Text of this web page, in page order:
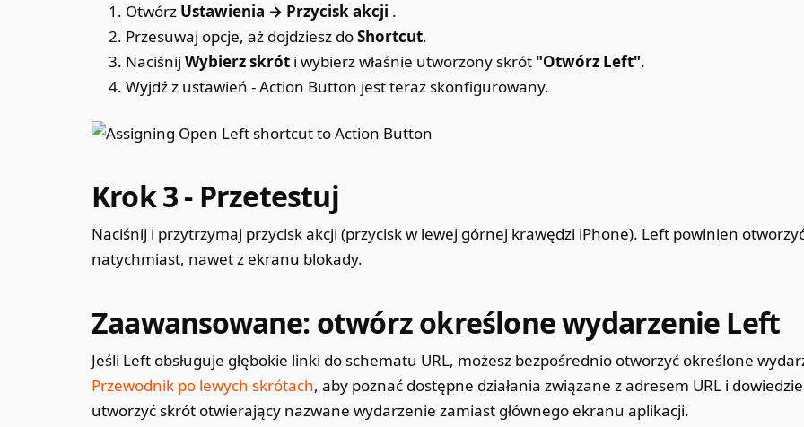
Otwórz Ustawienia → Przycisk akcji .
Przesuwaj opcje, aż dojdziesz doShortcut.
NaciśnijWybierz skrót i wybierz właśnie utworzony skrót "Otwórz Left".
Wyjdź z ustawień - Action Button jest teraz skonfigurowany.
Krok 3 - Przetestuj
Naciśnij i przytrzymaj przycisk akcji (przycisk w lewej górnej krawędzi iPhone). Left powinien
natychmiast, nawet z ekranu blokady.
Zaawansowane: otwórz określone wydarzenie Left
Jeśli Left obsługuje głębokie linki do schematu URL, możesz bezpośrednio otworzyć określone
Przewodnik po lewych skrótach, aby poznać dostępne działania związane z adresem URL i
utworzyć skrót otwierający nazwane wydarzenie zamiast głównego ekranu aplikacji.